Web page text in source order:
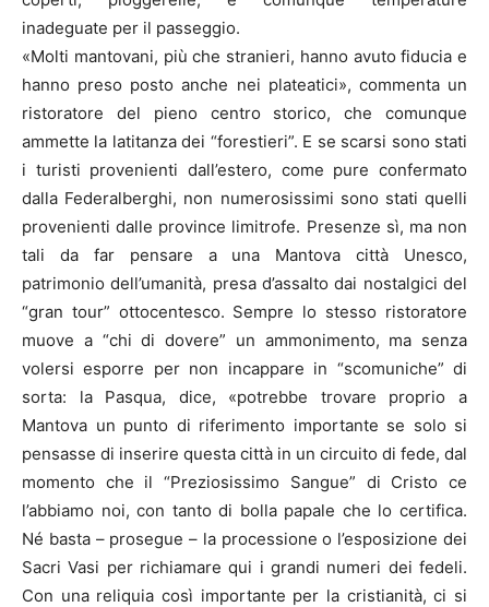
inadeguate per il passeggio.
«Molti mantovani, più che stranieri, hanno avuto fiducia e
hanno preso posto anche nei plateatici», commenta un
ristoratore del pieno centro storico, che comunque
ammette la latitanza dei “forestieri”. E se scarsi sono stati
i turisti provenienti dall’estero, come pure confermato
dalla Federalberghi, non numerosissimi sono stati quelli
provenienti dalle province limitrofe. Presenze sì, ma non
tali da far pensare a una Mantova città Unesco,
patrimonio dell’umanità, presa d’assalto dai nostalgici del
“gran tour” ottocentesco. Sempre lo stesso ristoratore
muove a “chi di dovere” un ammonimento, ma senza
volersi esporre per non incappare in “scomuniche” di
sorta: la Pasqua, dice, «potrebbe trovare proprio a
Mantova un punto di riferimento importante se solo si
pensasse di inserire questa città in un circuito di fede, dal
momento che il “Preziosissimo Sangue” di Cristo ce
l’abbiamo noi, con tanto di bolla papale che lo certifica.
Né basta – prosegue – la processione o l’esposizione dei
Sacri Vasi per richiamare qui i grandi numeri dei fedeli.
Con una reliquia così importante per la cristianità, ci si